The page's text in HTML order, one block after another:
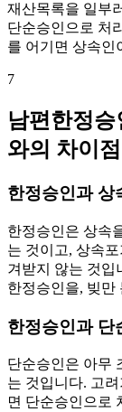
재산목록을 일부
단순승인으로 처
를 어기면 상속인
7
남편한정
와의 차이점
한정승인과 상
한정승인은 상속
는 것이고, 상속
겨받지 않는 것입
한정승인을, 빚만
한정승인과 단
단순승인은 아무
는 것입니다. 고
면 단순승인으로